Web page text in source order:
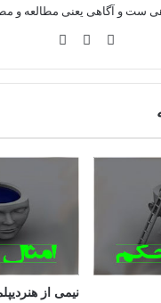
اتخاذ هر اقدام و تلاشي
مسئله اي وجود دارد يا
ست و آگاهی یعنی مطالعه و
وبس
فی
وک گرا
نیمی از